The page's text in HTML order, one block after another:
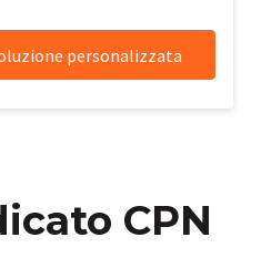
CPN